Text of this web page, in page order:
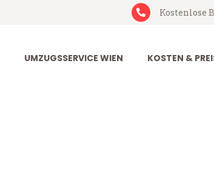
Kostenlose
UMZUGSSERVICE WIEN KOSTEN &